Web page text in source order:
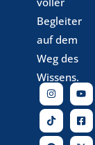
Begleiter
auf dem
Weg des
Wissens.